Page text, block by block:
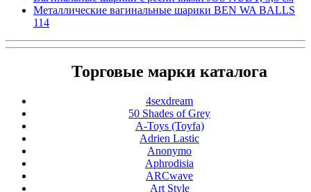
Металлические вагинальные шарики BEN WA BALLS
114
Торговые марки каталога
4sexdream
50 Shades of Grey
A-Toys (Toyfa)
Adrien Lastic
Anonymo
Aphrodisia
ARCwave
Art Style